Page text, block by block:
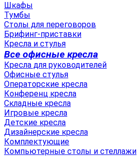
Шкафы
Тумбы
Столы для переговоров
Брифинг-приставки
Кресла и стулья
Все офисные кресла
Кресла для руководителей
Офисные стулья
Операторские кресла
Конференц кресла
Складные кресла
Игровые кресла
Детские кресла
Дизайнерские кресла
Комплектующие
Компьютерные столы и стеллажи